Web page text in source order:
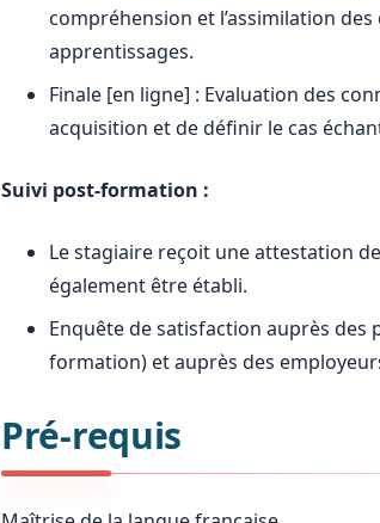
compréhension et l’assimilation
apprentissages.
Finale [en ligne] : Evaluation des
acquisition et de définir le cas
Suivi post-formation :
Le stagiaire reçoit une attestation
également être établi.
Enquête de satisfaction auprès des
formation) et auprès des
Pré-requis